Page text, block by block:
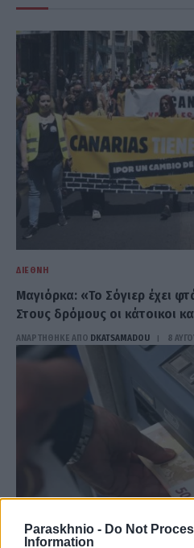
Paraskhnio - Do Not
Information
ΔΙΕΘΝΉ
Μαγιόρκα: «Το Σόγιερ έχει
Στους δρόμους οι κάτοικοι
ΑΝΑΡΤΗΘΗΚΕ ΑΠΟ DKATSAMADOU 8